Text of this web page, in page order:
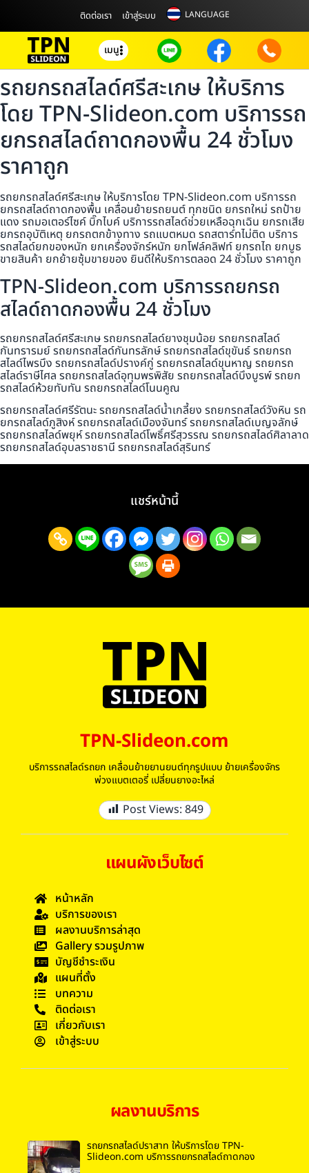
ติดต่อเรา เข้าสู่ระบบ LANGUAGE
เมนู
รถยกรถสไลด์ศรีสะเกษ ให้บริการ
โดย TPN-Slideon.com บริการรถ
ยกรถสไลด์ถาดกองพื้น 24 ชั่วโมง
ราคาถูก
รถยกรถสไลด์ศรีสะเกษ ให้บริการโดย TPN-Slideon.com บริการรถ
ยกรถสไลด์ถาดกองพื้น เคลื่อนย้ายรถยนต์ ทุกชนิด ยกรถใหม่ รถป้าย
แดง รถมอเตอร์ไซค์ บิ๊กไบค์ บริการรถสไลด์ช่วยเหลือฉุกเฉิน ยกรถเสีย
ยกรถอุบัติเหตุ ยกรถตกข้างทาง รถแบตหมด รถสตาร์ทไม่ติด บริการ
รถสไลด์ยกของหนัก ยกเครื่องจักร์หนัก ยกโฟล์คลิฟท์ ยกรถไถ ยกบูธ
ขายสินค้า ยกย้ายซุ้มขายของ ยินดีให้บริการตลอด 24 ชั่วโมง ราคาถูก
TPN-Slideon.com บริการรถยกรถ
สไลด์ถาดกองพื้น 24 ชั่วโมง
รถยกรถสไลด์ศรีสะเกษ รถยกรถสไลด์ยางชุมน้อย รถยกรถสไลด์
กันทรารมย์ รถยกรถสไลด์กันทรลักษ์ รถยกรถสไลด์ขุขันธ์ รถยกรถ
สไลด์ไพรบึง รถยกรถสไลด์ปรางค์กู่ รถยกรถสไลด์ขุนหาญ รถยกรถ
สไลด์ราษีไศล รถยกรถสไลด์อุทุมพรพิสัย รถยกรถสไลด์บึงบูรพ์ รถยก
รถสไลด์ห้วยทับทัน รถยกรถสไลด์โนนคูณ
รถยกรถสไลด์ศรีรัตนะ รถยกรถสไลด์น้ำเกลี้ยง รถยกรถสไลด์วังหิน รถ
ยกรถสไลด์ภูสิงห์ รถยกรถสไลด์เมืองจันทร์ รถยกรถสไลด์เบญจลักษ์
รถยกรถสไลด์พยุห์ รถยกรถสไลด์โพธิ์ศรีสุวรรณ รถยกรถสไลด์ศิลาลาด
รถยกรถสไลด์อุบลราชธานี รถยกรถสไลด์สุรินทร์
แชร์หน้านี้
TPN-Slideon.com
บริการรถสไลด์รถยก เคลื่อนย้ายยานยนต์ทุกรูปแบบ ย้ายเครื่องจักร
พ่วงแบตเตอรี่ เปลี่ยนยางอะไหล่
Post Views: 849
แผนผังเว็บไซต์
หน้าหลัก
บริการของเรา
ผลงานบริการล่าสุด
Gallery รวมรูปภาพ
บัญชีชำระเงิน
แผนที่ตั้ง
บทความ
ติดต่อเรา
เกี่ยวกับเรา
เข้าสู่ระบบ
ผลงานบริการ
รถยกรถสไลด์ปราสาท ให้บริการโดย TPN-
Slideon.com บริการรถยกรถสไลด์ถาดกอง